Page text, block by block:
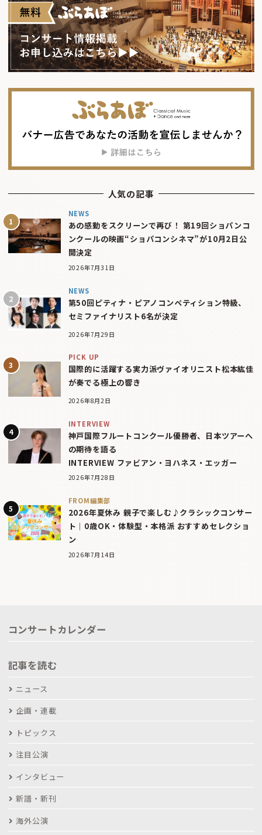
人気の記事
NEWS
あの感動をスクリーンで再び！ 第19回ショパンコ
ンクールの映画“ショパコンシネマ”が10月2日公
開決定
2026年7月31日
NEWS
第50回ピティナ・ピアノコンペティション特級、
セミファイナリスト6名が決定
2026年7月29日
PICK UP
国際的に活躍する実力派ヴァイオリニスト松本紘佳
が奏でる極上の響き
2026年8月2日
INTERVIEW
神戸国際フルートコンクール優勝者、日本ツアーへ
の期待を語る
INTERVIEW ファビアン・ヨハネス・エッガー
2026年7月28日
FROM編集部
2026年夏休み 親子で楽しむ♪クラシックコンサー
ト｜0歳OK・体験型・本格派 おすすめセレクショ
ン
2026年7月14日
コンサートカレンダー
記事を読む
ニュース
企画・連載
トピックス
注目公演
インタビュー
新譜・新刊
海外公演